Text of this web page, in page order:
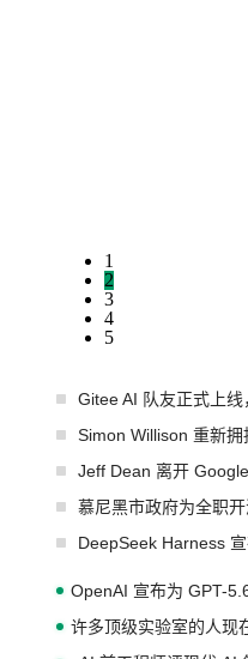
1
2
3
4
5
Gitee AI 队友正式上
Simon Willison 重新拥
Jeff Dean 离开
慕尼黑市政府为全职
DeepSeek Harness
OpenAI 宣布为 GPT-
许多顶级实验室的人现